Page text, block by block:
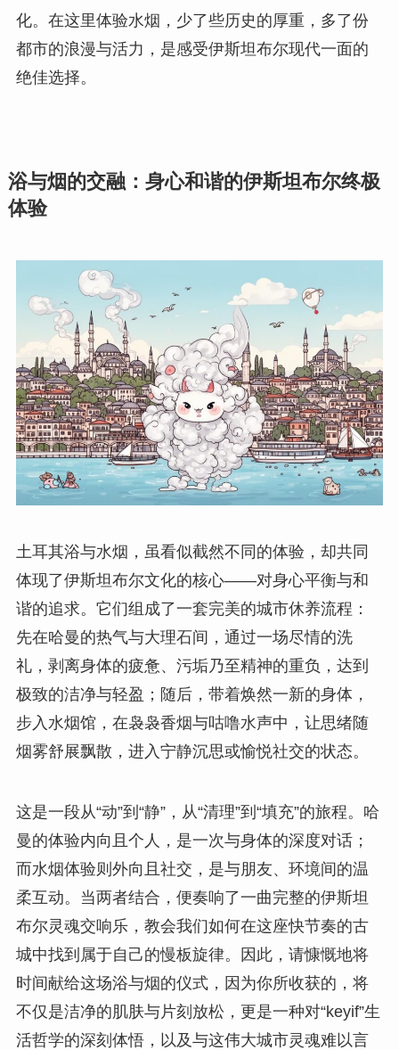
化。在这里体验水烟，少了些历史的厚重，多了份
都市的浪漫与活力，是感受伊斯坦布尔现代一面的
绝佳选择。
浴与烟的交融：身心和谐的伊斯坦布尔终极
体验
土耳其浴与水烟，虽看似截然不同的体验，却共同
体现了伊斯坦布尔文化的核心——对身心平衡与和
谐的追求。它们组成了一套完美的城市休养流程：
先在哈曼的热气与大理石间，通过一场尽情的洗
礼，剥离身体的疲惫、污垢乃至精神的重负，达到
极致的洁净与轻盈；随后，带着焕然一新的身体，
步入水烟馆，在袅袅香烟与咕噜水声中，让思绪随
烟雾舒展飘散，进入宁静沉思或愉悦社交的状态。
这是一段从“动”到“静”，从“清理”到“填充”的旅程。哈
曼的体验内向且个人，是一次与身体的深度对话；
而水烟体验则外向且社交，是与朋友、环境间的温
柔互动。当两者结合，便奏响了一曲完整的伊斯坦
布尔灵魂交响乐，教会我们如何在这座快节奏的古
城中找到属于自己的慢板旋律。因此，请慷慨地将
时间献给这场浴与烟的仪式，因为你所收获的，将
不仅是洁净的肌肤与片刻放松，更是一种对“keyif”生
活哲学的深刻体悟，以及与这伟大城市灵魂难以言